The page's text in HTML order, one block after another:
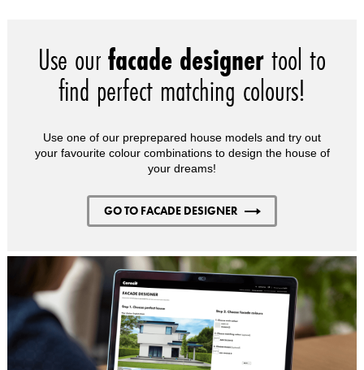
Use ourfacade designertool to
find perfect matching colours!
Use one of our preprepared house models and try out
your favourite colour combinations to design the house of
your dreams!
GO TO FACADE DESIGNER